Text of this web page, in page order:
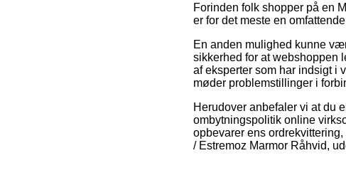
Forinden folk shopper på en
er for det meste en
En anden mulighed kunne
sikkerhed for at webshoppen
af eksperter som har indsigt i
møder problemstillinger i
Herudover anbefaler vi at du
ombytningspolitik online
opbevarer ens
/ Estremoz Marmor Råhvid,